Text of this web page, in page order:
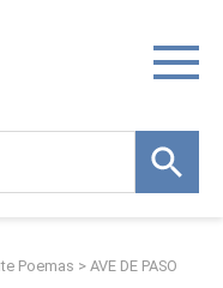
Poemas > AVE DE PASO